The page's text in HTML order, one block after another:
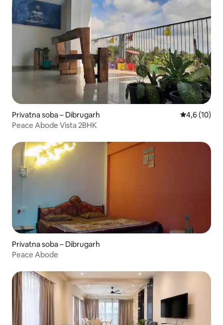
Privatna soba – Dibrugarh Prosječna
4,6 (10)
Peace Abode Vista 2BHK
Privatna soba – Dibrugarh
Peace Abode